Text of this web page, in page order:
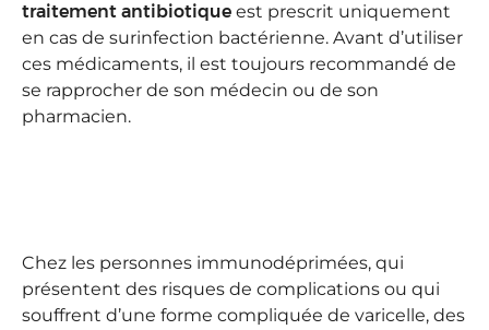
traitement antibiotique est prescrit uniquement
en cas de surinfection bactérienne. Avant d’utiliser
ces médicaments, il est toujours recommandé de
se rapprocher de son médecin ou de son
pharmacien.
Chez les personnes immunodéprimées, qui
présentent des risques de complications ou qui
souffrent d’une forme compliquée de varicelle, des